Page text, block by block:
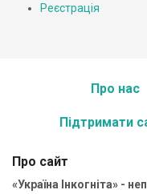
Реєстрація
Про нас
Підтримати
Про сайт
«Україна Інкогніта» -